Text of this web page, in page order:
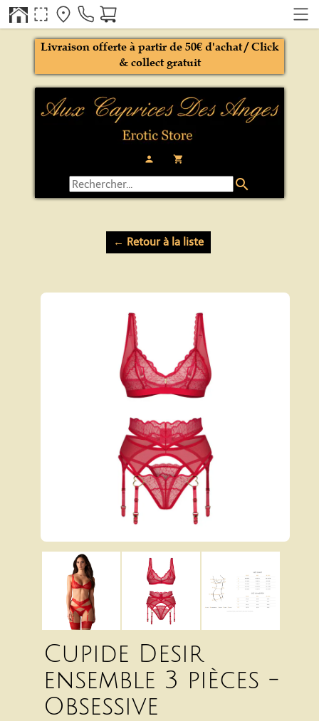
person local_grocery_store
Livraison offerte à partir de 50€ d'achat / Click
& collect gratuit
search
← Retour à la liste
Cupide Desir
ensemble 3 pièces -
Obsessive